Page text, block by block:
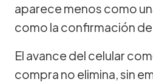
aparece menos como
como la confirmación
El avance del celular
compra no elimina, sin